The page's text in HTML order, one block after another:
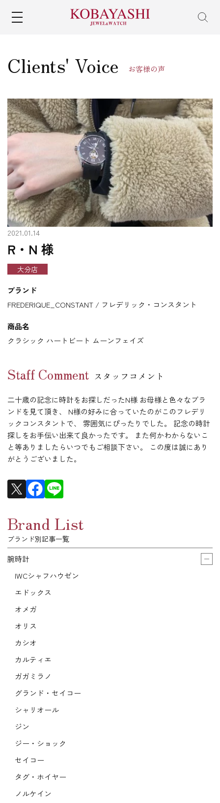
Clients' Voice お客様の声
2021.01.14
R・N 様
大分店
ブランド
FREDERIQUE_CONSTANT / フレデリック・コンスタント
商品名
クラシック ハートビート ムーンフェイズ
Staff Comment スタッフコメント
二十歳の記念に時計をお探しだったN様 お母様と色々なブラ
ンドを見て頂き、 N様の好みに合っていたのがこのフレデリ
ックコンスタントで、 雰囲気にぴったりでした。 記念の時計
探しをお手伝い出来て良かったです。 また何かわからないこ
と等ありましたらいつでもご相談下さい。 この度は誠にあり
がとうございました。
Brand List
ブランド別記事一覧
腕時計
IWCシャフハウゼン
エドックス
オメガ
オリス
カシオ
カルティエ
ガガミラノ
グランド・セイコー
シャリオール
ジン
ジー・ショック
セイコー
タグ・ホイヤー
ノルケイン